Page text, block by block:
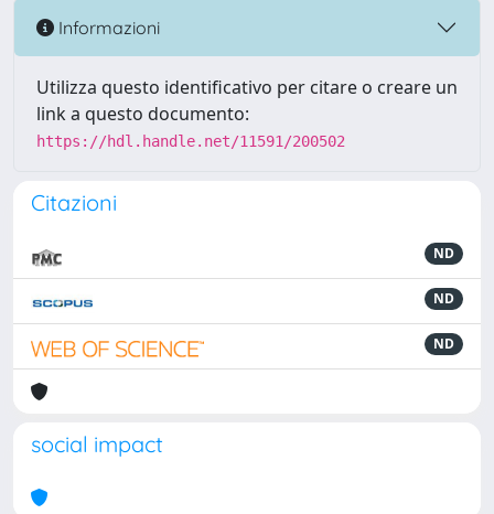
Informazioni
Utilizza questo identificativo per citare o creare un
link a questo documento:
https://hdl.handle.net/11591/200502
Citazioni
ND
ND
ND
social impact